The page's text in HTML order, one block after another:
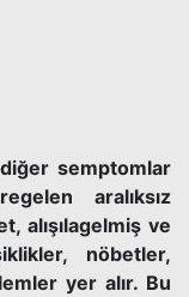
semptomlar
aralıksız
alışılagelmiş ve
nöbetler,
yer alır. Bu